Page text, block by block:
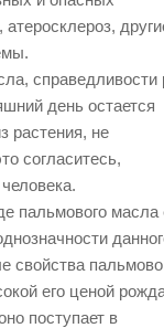
справедливости
день остается
растения, не
согласитесь,
пальмового
свойства
его ценой
поступает в